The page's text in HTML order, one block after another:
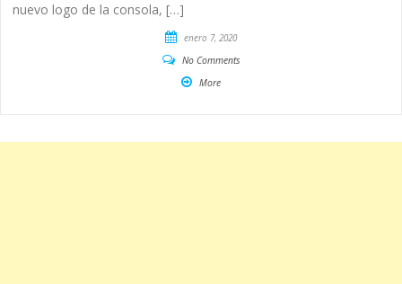
nuevo logo de la consola, […]
enero 7, 2020
No Comments
More